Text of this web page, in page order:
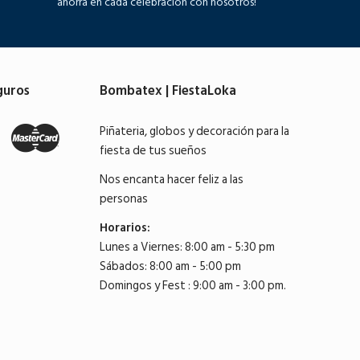
Bombatex | FiestaLoka
Piñateria, globos y decoración para la
fiesta de tus sueños
Nos encanta hacer feliz a las
personas
Horarios:
Lunes a Viernes: 8:00 am - 5:30 pm
Sábados: 8:00 am - 5:00 pm
Domingos y Fest : 9:00 am - 3:00 pm.